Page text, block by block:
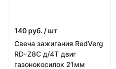
140 руб. / шт
Свеча зажигания RedVerg
RD-Z8C д/4Т двиг
газонокосилок 21мм